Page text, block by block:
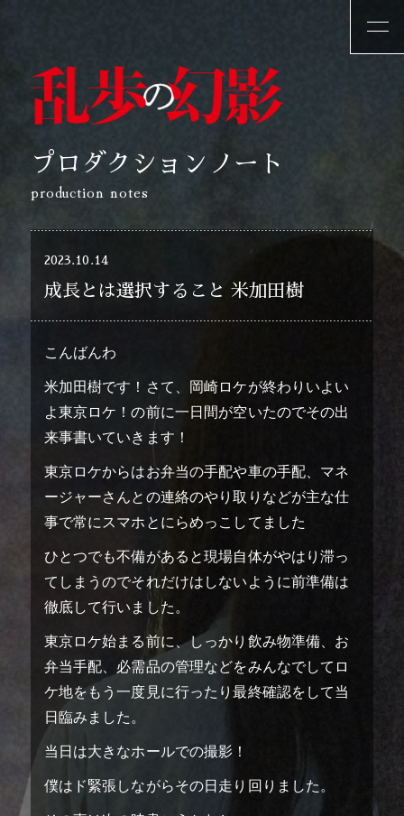
トップページ
上映劇場 screening theater
ティザー予告 teaser
作品紹介 introduction
プロダクションノート
production notes
2023.10.14
成長とは選択すること 米加田樹
こんばんわ
米加田樹です！さて、岡崎ロケが終わりいよい
よ東京ロケ！の前に一日間が空いたのでその出
来事書いていきます！
東京ロケからはお弁当の手配や車の手配、マネ
ージャーさんとの連絡のやり取りなどが主な仕
事で常にスマホとにらめっこしてました
ひとつでも不備があると現場自体がやはり滞っ
てしまうのでそれだけはしないように前準備は
徹底して行いました。
東京ロケ始まる前に、しっかり飲み物準備、お
弁当手配、必需品の管理などをみんなでしてロ
ケ地をもう一度見に行ったり最終確認をして当
日臨みました。
当日は大きなホールでの撮影！
僕はド緊張しながらその日走り回りました。